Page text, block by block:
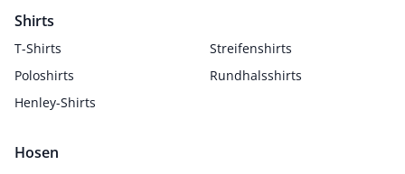
Shirts
T-Shirts
Streifenshirts
Poloshirts
Rundhalsshirts
Henley-Shirts
Hosen